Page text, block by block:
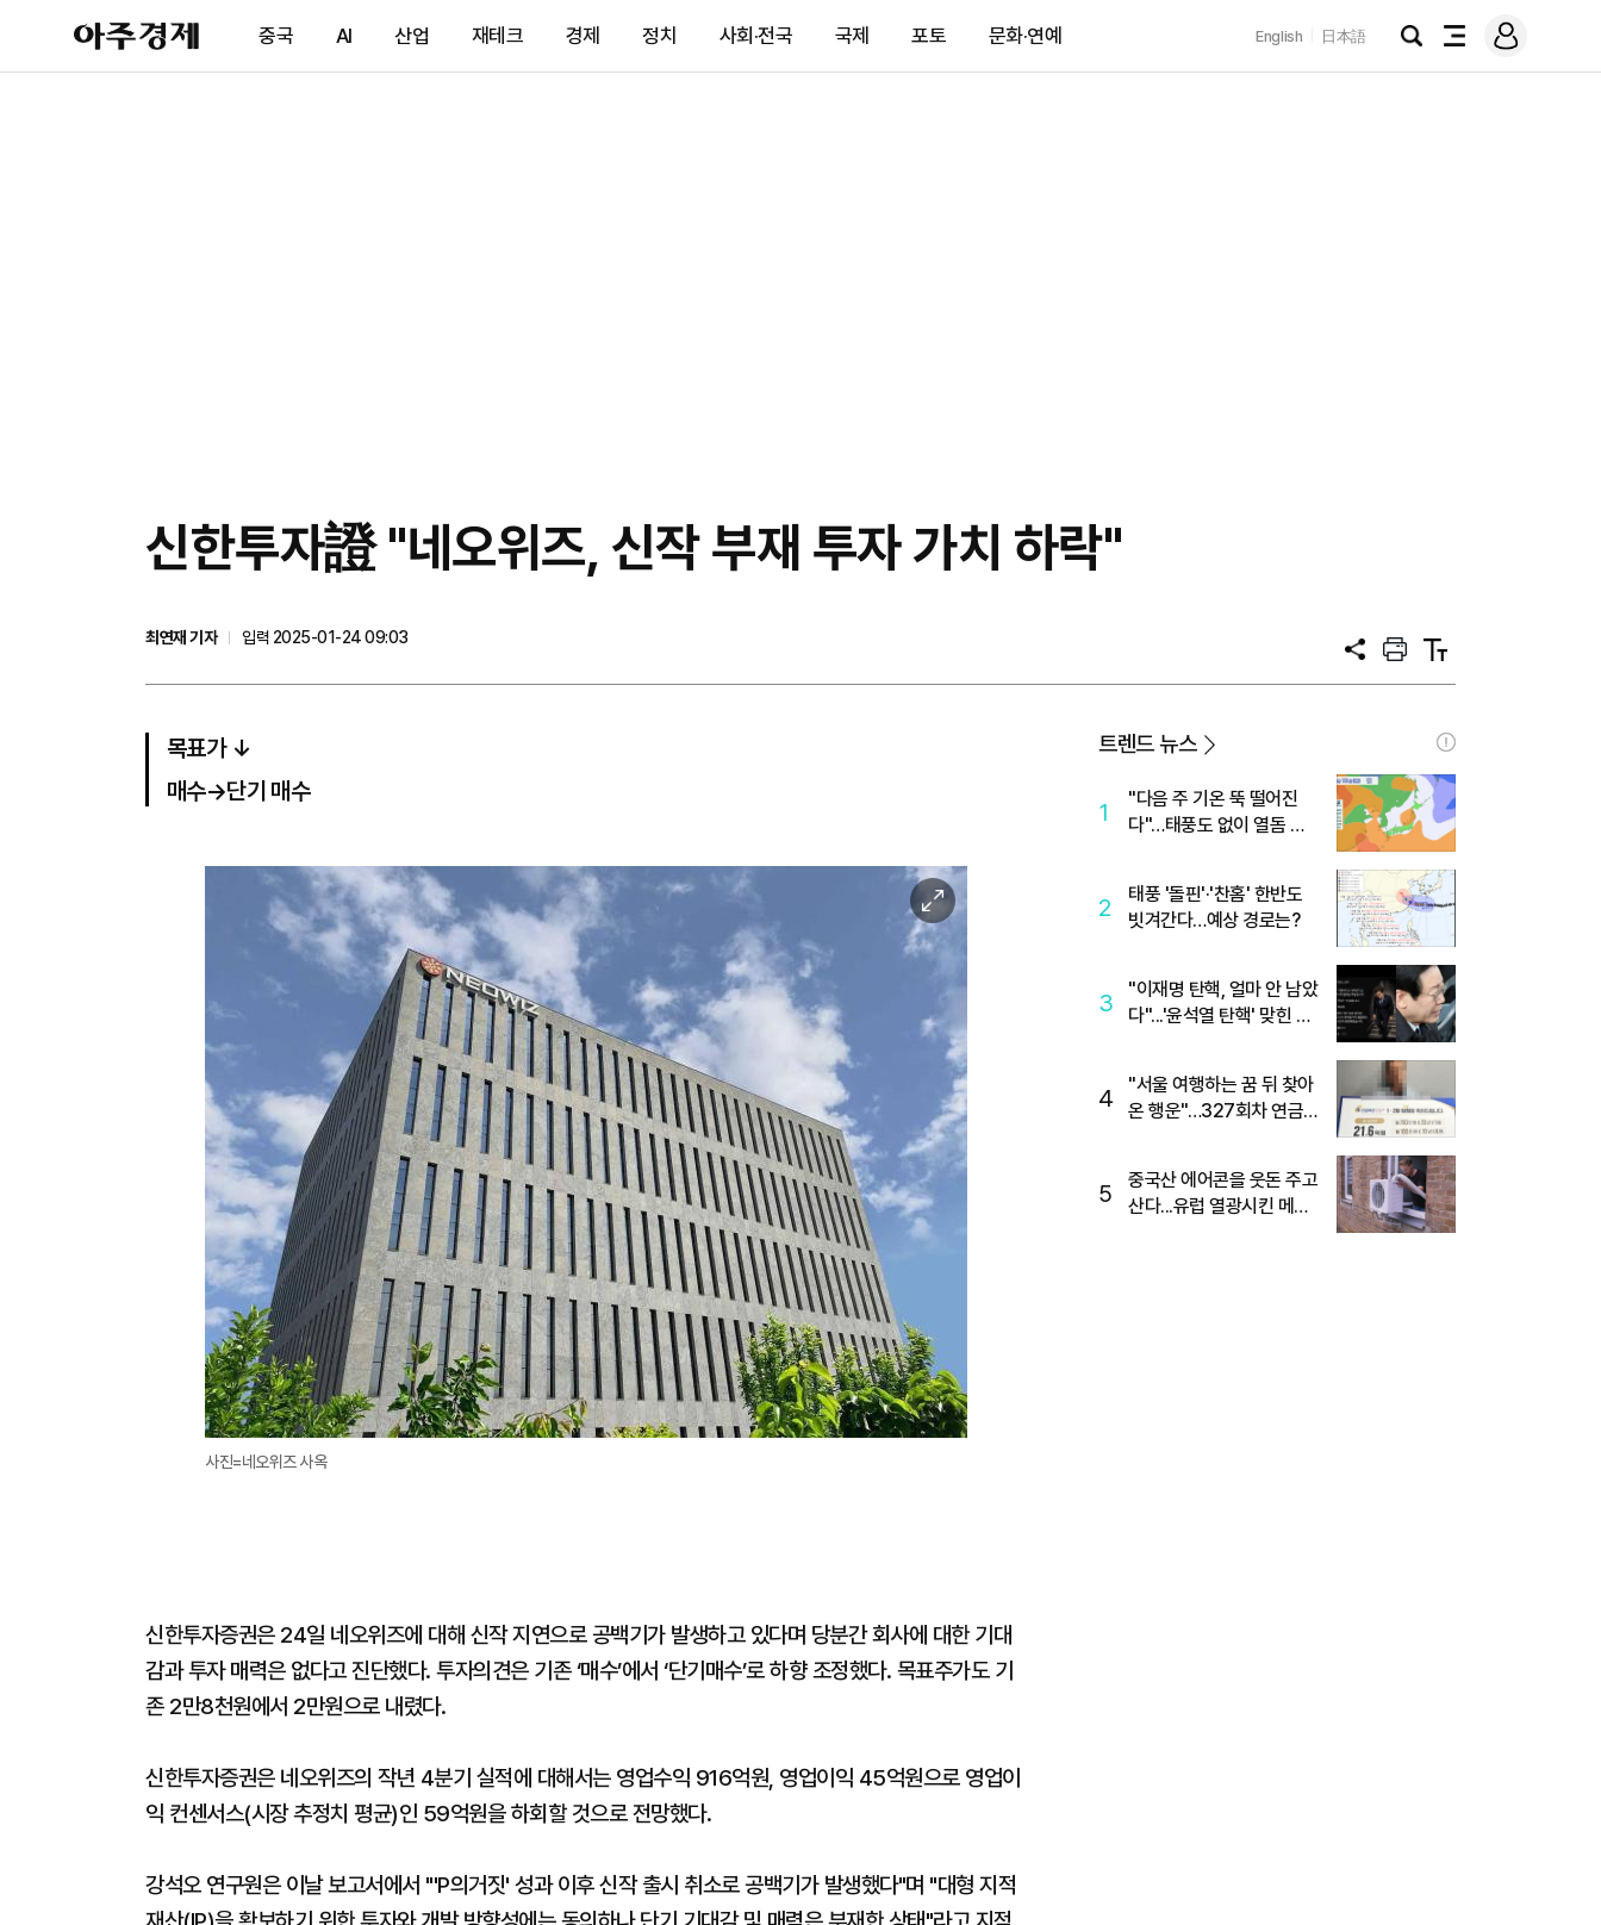
아
주
제
중국 AI 산업 재테크 경제 정치 사회·전국 국제 포토 문화·연예 English 日本語
검
전
메
그
신한투자證 "네오위즈, 신작 부재 투자 가치 하락"
최연재 기자
입력 2025-01-24 09:03
공
프
트
텍
트
목표가 ↓
매수→단기 매수
이
미
지
대
사진=네오위즈 사옥
신한투자증권은 24일 네오위즈에 대해 신작 지연으로 공백기가 발생하고 있다며 당분간 회사에 대한 기대
감과 투자 매력은 없다고 진단했다. 투자의견은 기존 ‘매수’에서 ‘단기매수’로 하향 조정했다. 목표주가도 기
존 2만8천원에서 2만원으로 내렸다.
신한투자증권은 네오위즈의 작년 4분기 실적에 대해서는 영업수익 916억원, 영업이익 45억원으로 영업이
익 컨센서스(시장 추정치 평균)인 59억원을 하회할 것으로 전망했다.
강석오 연구원은 이날 보고서에서 "'P의거짓' 성과 이후 신작 출시 취소로 공백기가 발생했다"며 "대형 지적
트렌드 뉴스
1
"다음 주 기온 뚝 떨어진
다"…태풍도 없이 열돔 박
2
태풍 '돌핀'·'찬홈' 한반도
빗겨간다…예상 경로는?
3
"이재명 탄핵, 얼마 안 남았
다"...'윤석열 탄핵' 맞힌 무
4
"서울 여행하는 꿈 뒤 찾아
온 행운"…327회차 연금
5
중국산 에어콘을 웃돈 주고
산다...유럽 열광시킨 메이